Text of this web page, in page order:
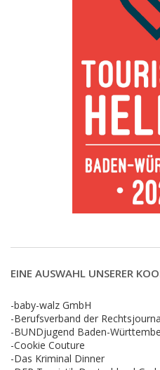
EINE AUSWAHL UNSERER
-baby-walz GmbH
-Berufsverband der
-BUNDjugend Baden-
-Cookie Couture
-Das Kriminal Dinner